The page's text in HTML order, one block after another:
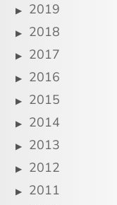
2019
2018
2017
2016
2015
2014
2013
2012
2011